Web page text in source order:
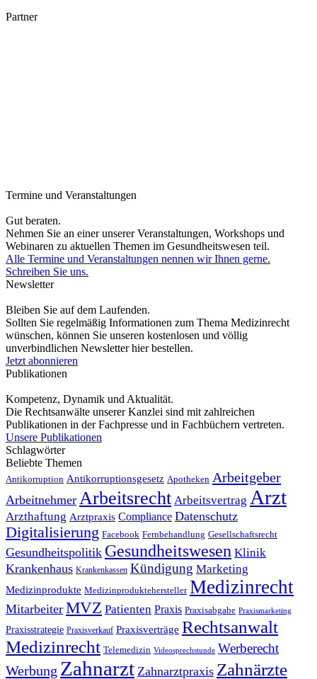
Partner
Termine und Veranstaltungen
Gut beraten.
Nehmen Sie an einer unserer Veranstaltungen, Workshops und
Webinaren zu aktuellen Themen im Gesundheitswesen teil.
Alle Termine und Veranstaltungen nennen wir Ihnen gerne.
Schreiben Sie uns.
Newsletter
Bleiben Sie auf dem Laufenden.
Sollten Sie regelmäßig Informationen zum Thema Medizinrecht
wünschen, können Sie unseren kostenlosen und völlig
unverbindlichen Newsletter hier bestellen.
Jetzt abonnieren
Publikationen
Kompetenz, Dynamik und Aktualität.
Die Rechtsanwälte unserer Kanzlei sind mit zahlreichen
Publikationen in der Fachpresse und in Fachbüchern vertreten.
Unsere Publikationen
Schlagwörter
Beliebte Themen
Antikorruption Antikorruptionsgesetz Apotheken Arbeitgeber
Arbeitnehmer Arbeitsrecht Arbeitsvertrag Arzt
Arzthaftung Arztpraxis Compliance Datenschutz
Digitalisierung Facebook Fernbehandlung Gesellschaftsrecht
Gesundheitspolitik Gesundheitswesen Klinik
Krankenhaus Krankenkassen Kündigung Marketing
Medizinprodukte Medizinproduktehersteller Medizinrecht
Mitarbeiter MVZ Patienten Praxis Praxisabgabe Praxismarketing
Praxisstrategie Praxisverkauf Praxisverträge Rechtsanwalt
Medizinrecht Telemedizin Videosprechstunde Werberecht
Werbung Zahnarzt Zahnarztpraxis Zahnärzte